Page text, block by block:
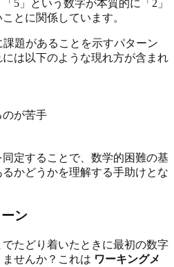
5」という数字が本質的に「2」
とに関係しています。
題があることを示すパターン
は以下のような現れ方が含まれ
のが苦手
定することで、数学的困難の基
かどうかを理解する手助けとな
ン
たどり着いたときに最初の数字
せんか？これは ワーキングメ